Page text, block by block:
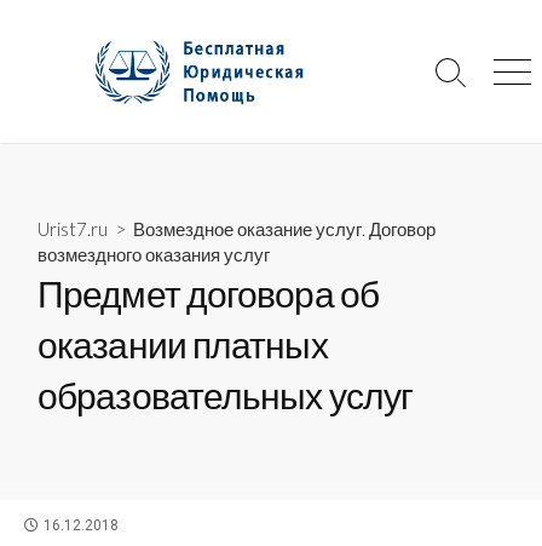
Search
Urist7.ru > Возмездное оказание услуг. Договор
возмездного оказания услуг
Предмет договора об
оказании платных
образовательных услуг
PUBLISHED
16.12.2018